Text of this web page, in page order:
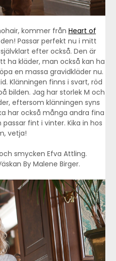
kommer från Heart of
den! Passar perfekt nu i mitt
efter också. Den är
ha kläder, man också kan ha
en massa gravidkläder nu.
Klänningen finns i svart, röd
bilden. Jag har storlek M och
eftersom klänningen syns
har också många andra fina
fint i vinter. Kika in hos
vetja!
smycken Efva Attling.
By Malene Birger.